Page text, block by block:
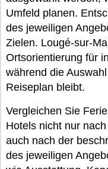
Umfeld planen.
des jeweiligen
Zielen. Lougé-sur-
Ortsorientierung für
während die
Reiseplan bleibt.
Vergleichen Sie
Hotels nicht nur
auch nach der
des jeweiligen